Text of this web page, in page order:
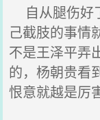
自从腿伤好
己截肢的事情
不是王泽平弄
的，杨朝贵看
恨意就越是厉